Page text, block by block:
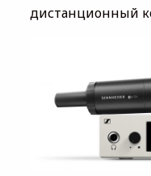
дистанционный